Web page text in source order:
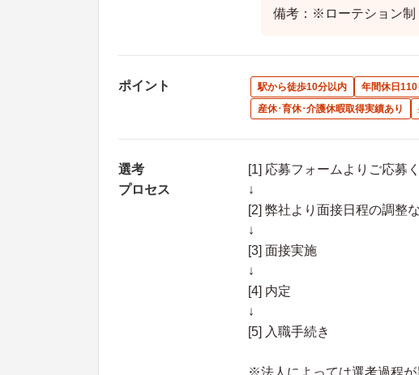
備考：※ローテション制
ポイント 駅から徒歩10分以内 年間休日
産休･育休･介護休暇取得実績あり
選考
プロセス
[1] 応募フォームよりご応募
↓
[2] 弊社より面接日程の調整
↓
[3] 面接実施
↓
[4] 内定
↓
[5] 入職手続き